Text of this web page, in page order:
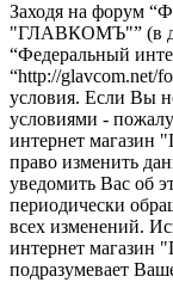
Заходя на форум
"ГЛАВКОМЪ"” (в
“Федеральный
“http://glavcom.net/
условия. Если Вы
условиями -
интернет
право изменить
уведомить Вас об
периодически
всех изменений.
интернет
подразумевает